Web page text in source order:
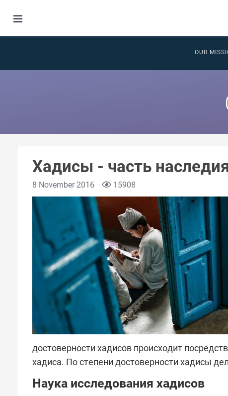
OUR
8 November 2016 15908
достоверности хадисов происходит
хадиса. По степени достоверности хадисы
Наука исследования хадисов